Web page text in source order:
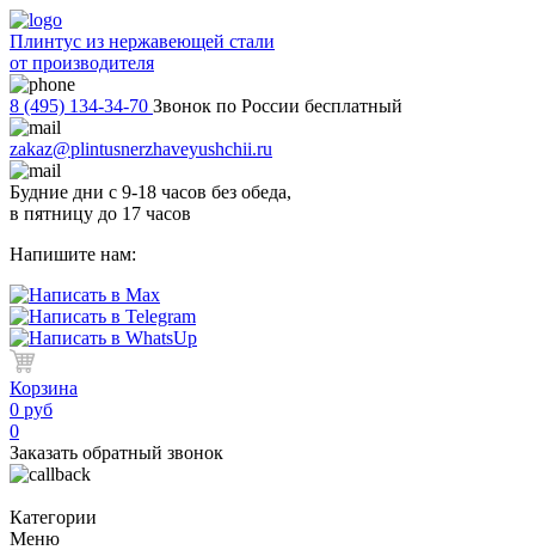
Плинтус из нержавеющей стали
от производителя
8 (495) 134-34-70 Звонок по России бесплатный
zakaz@plintusnerzhaveyushchii.ru
Будние дни с 9-18 часов без обеда,
в пятницу до 17 часов
Напишите нам:
Корзина
0 руб
0
Заказать обратный звонок
Категории
Меню